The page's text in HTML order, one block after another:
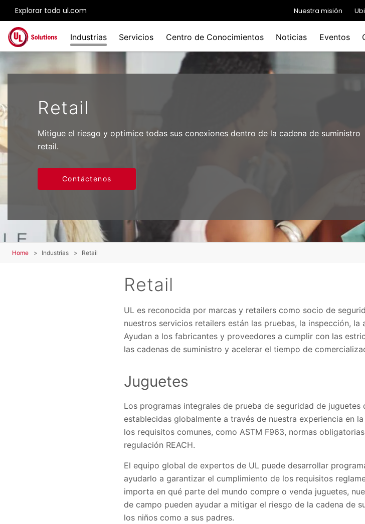
Explorar todo ul.com Nuestra misión
Skip to main content
Industrias
Servicios Centro de Conocimientos Noticias Eventos
Retail
Mitigue el riesgo y optimice todas sus conexiones dentro de la cadena de suministro
retail.
Contáctenos
Home Industrias Retail
Retail
UL es reconocida por marcas y retailers como socio de
nuestros servicios retailers están las pruebas, la inspección,
Ayudan a los fabricantes y proveedores a cumplir con las
las cadenas de suministro y acelerar el tiempo de
Juguetes
Los programas integrales de prueba de seguridad de
establecidas globalmente a través de nuestra experiencia en
los requisitos comunes, como ASTM F963, normas
regulación REACH.
El equipo global de expertos de UL puede desarrollar
ayudarlo a garantizar el cumplimiento de los requisitos
importa en qué parte del mundo compre o venda juguetes,
de campo pueden ayudar a mitigar el riesgo de la cadena de
los niños como a sus padres.